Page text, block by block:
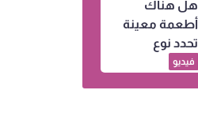
هل هناك
أطعمة معينة
تحدد نوع
الجنين.. إليكِ
فيديو